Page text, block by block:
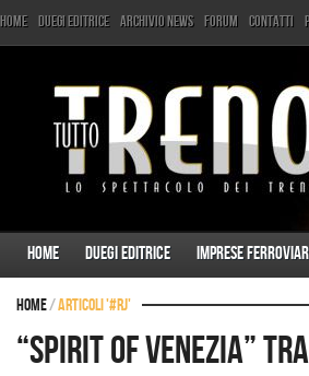
Home Duegi Editrice Archivio News Forum Contatti
Home Duegi Editrice Imprese
Home/Articoli '#RJ'
“Spirit of Venezia”